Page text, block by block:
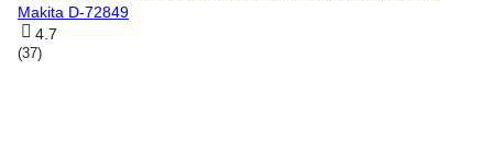
Makita D-72849
4.7
(37)